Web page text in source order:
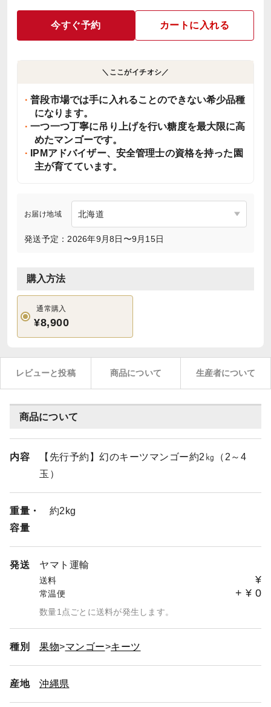
今すぐ予約 カートに入れる
＼ここがイチオシ／
普段市場では手に入れることのできない希少品種
になります。
一つ一つ丁寧に吊り上げを行い糖度を最大限に高
めたマンゴーです。
IPMアドバイザー、安全管理士の資格を持った園
主が育てています。
お届け地域
発送予定：2026年9月8日〜9月15日
購入方法
通常購入
¥8,900
レビューと投稿 商品について 生産者について
商品について
内容
【先行予約】幻のキーツマンゴー約2㎏（2～4
玉）
重量・
容量
約2kg
発送 ヤマト運輸
送料 ¥
常温便 + ¥ 0
数量1点ごとに送料が発生します。
種別 果物 マンゴー キーツ
産地 沖縄県